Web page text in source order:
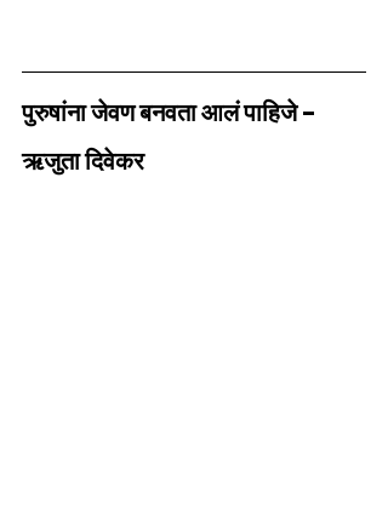
पुरुषांना जेवण बनवता आलं पाहिजे -
ऋजुता दिवेकर